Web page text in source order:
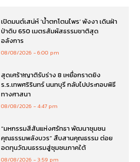
เปิดมนต์เสน่ห์ ‘น้ำตกโตนไพร’ พังงา เดินฝ่า
ป่าดิบ 650 เมตรสัมผัสธรรมชาติสุด
อลังการ
08/08/2026 6:00 pm
สุดเศร้า!ญาติรับร่าง 8 เหยื่อกราดยิง
ร.ร.เทพศริรินทร์ นนทบุรี กลับไปประกอบพิธี
ทางศาสนา
08/08/2026 4:47 pm
“มหกรรมสีสันแห่งศรัทธา พัฒนาชุมชน
คุณธรรมพลังบวร” สืบสานคุณธรรม ต่อย
อดทุนวัฒนธรรมสู่ชุมชนภาคใต้
08/08/2026 3:59 pm